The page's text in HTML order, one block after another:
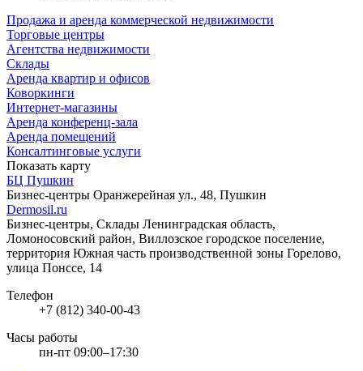
Продажа и аренда коммерческой недвижимости
Торговые центры
Агентства недвижимости
Склады
Аренда квартир и офисов
Коворкинги
Интернет-магазины
Аренда конференц-зала
Аренда помещений
Консалтинговые услуги
Показать карту
БЦ Пушкин
Бизнес-центры Оранжерейная ул., 48, Пушкин
Dermosil.ru
Бизнес-центры, Склады Ленинградская область,
Ломоносовский район, Виллозское городское поселение,
территория Южная часть производственной зоны Горелово,
улица Понссе, 14
Телефон
+7 (812) 340-00-43
Часы работы
пн-пт 09:00–17:30